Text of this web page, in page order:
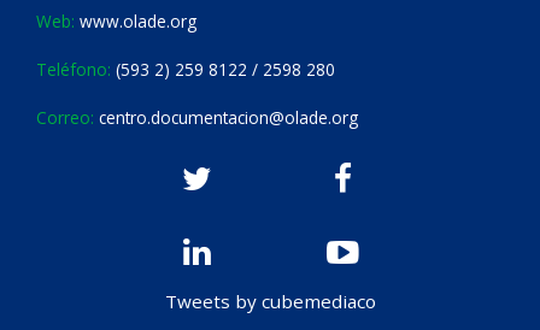
Web: www.olade.org
Teléfono: (593 2) 259 8122 / 2598 280
Correo: centro.documentacion@olade.org
Tweets by cubemediaco